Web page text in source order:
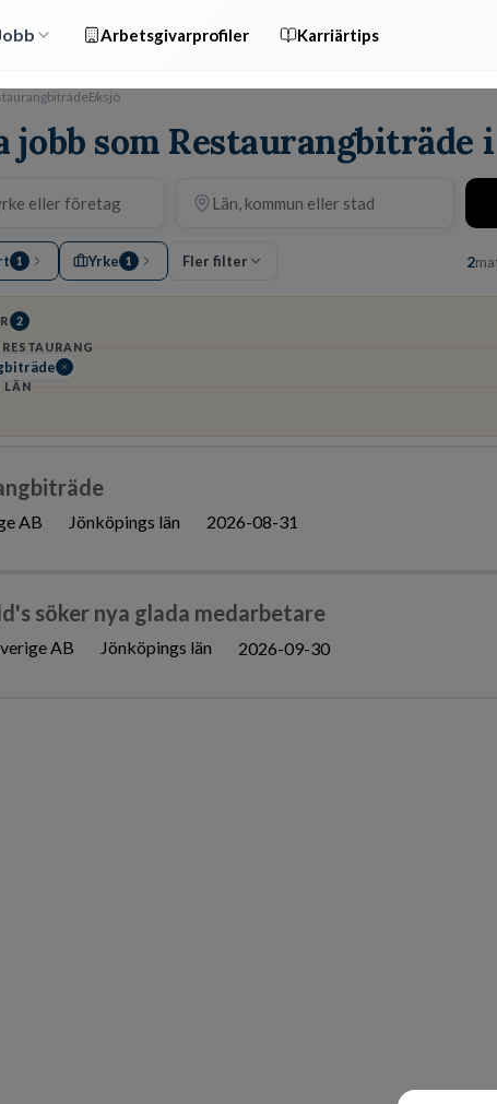
Arbetsgivarprofiler Karriärtips
Eksjö
jobb som Restaurangbiträde
1 Yrke 1 Fler filter 2
2
LÄN
AB Jönköpings län 2026-08-31
söker nya glada medarbetare
AB Jönköpings län 2026-09-30